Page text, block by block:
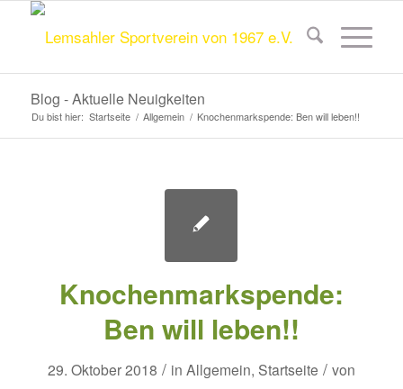
Blog - Aktuelle Neuigkeiten
Du bist hier: Startseite / Allgemein / Knochenmarkspende: Ben will leben!!
Knochenmarkspende:
Ben will leben!!
29. Oktober 2018 / in Allgemein, Startseite / von